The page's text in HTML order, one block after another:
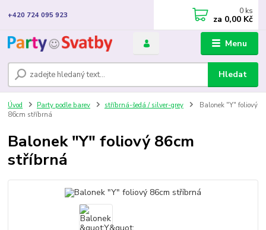
Menu
Hledat
+420 724 095 923 0 ks
za 0,00 Kč
Úvod Party podle barev stříbrná-šedá / silver-grey
Balonek "Y" foliový
86cm stříbrná
Balonek "Y" foliový 86cm
stříbrná